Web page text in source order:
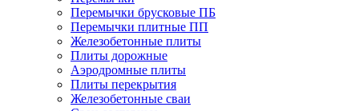
Перемычки брусковые ПБ
Перемычки плитные ПП
Железобетонные плиты
Плиты дорожные
Аэродромные плиты
Плиты перекрытия
Железобетонные сваи